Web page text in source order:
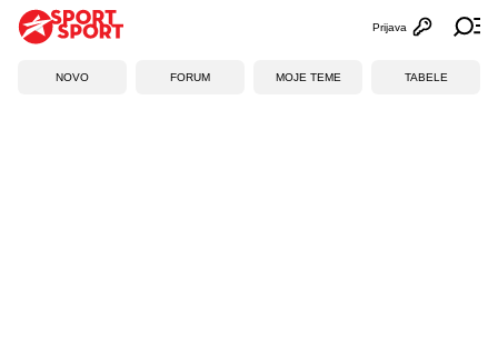
Otvori
Prijava
NOVO FORUM MOJE TEME TABELE